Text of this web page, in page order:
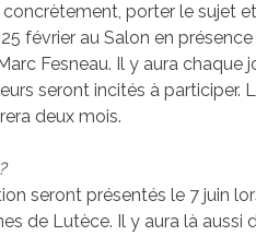
porter le sujet
février au Salon en
Fesneau. Il y aura chaque
seront incités à participer.
deux mois.
seront présentés le 7 juin
de Lutèce. Il y aura là